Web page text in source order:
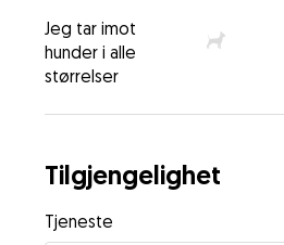
Jeg tar imot
hunder i alle
størrelser
Tilgjengelighet
Tjeneste